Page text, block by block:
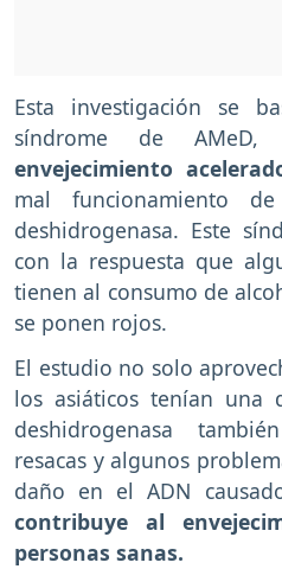
Esta investigación se
síndrome de AMeD,
envejecimiento
mal funcionamiento
deshidrogenasa. Este
con la respuesta que
tienen al consumo de
se ponen rojos.
El estudio no solo
los asiáticos tenían una
deshidrogenasa
resacas y algunos
daño en el ADN
contribuye al
personas sanas.